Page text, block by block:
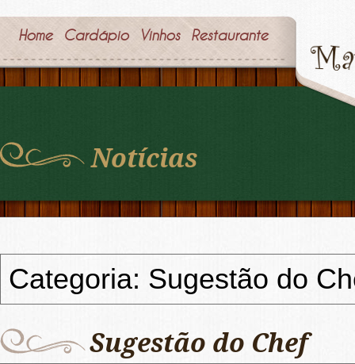
Home Cardápio Vinhos Restaurante
Notícias
Categoria: Sugestão do
Sugestão do Chef